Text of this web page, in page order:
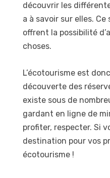
découvrir les
a à savoir sur elles.
offrent la possibilité
choses.
L’écotourisme est
découverte des
existe sous de
gardant en ligne de
profiter, respecter. Si
destination pour vos
écotourisme !